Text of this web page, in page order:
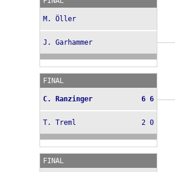
M. Öller
J. Garhammer
FINAL
C. Ranzinger 6 6
T. Treml 2 0
FINAL